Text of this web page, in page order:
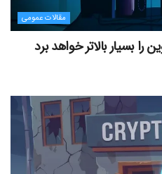
مقالات عمومی
بسیار بالاتر خواهد برد